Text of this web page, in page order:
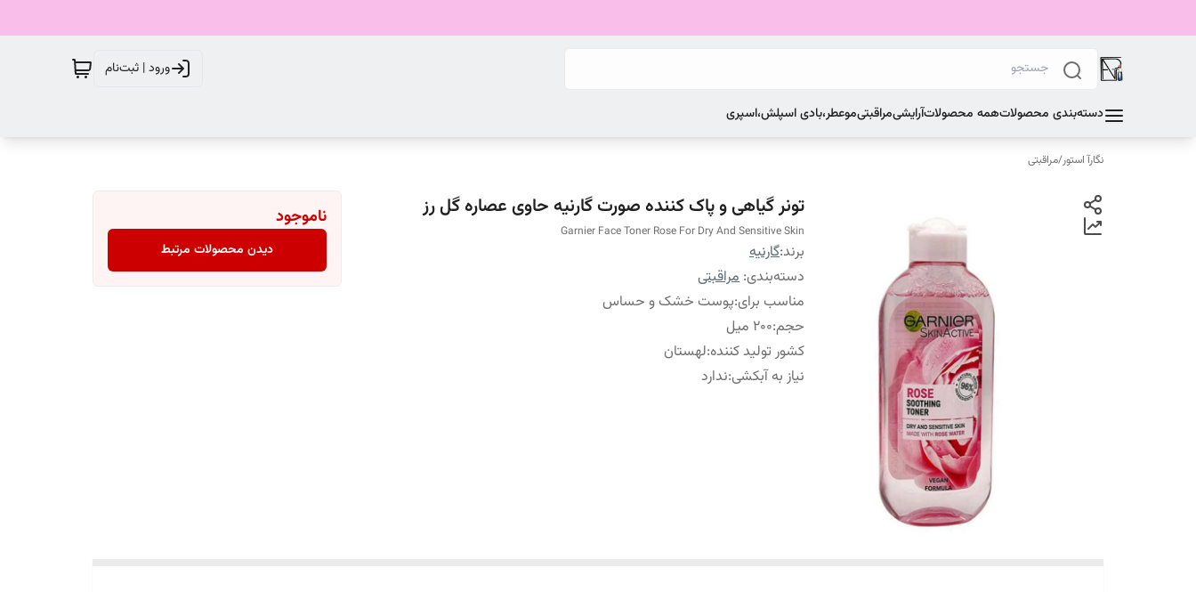
ورود | ثبت‌نام
دسته‌بندی محصولاتهمه محصولاتآرایشیمراقبتیموعطر،بادی اسپلش،اسپری
نگارآ استور/مراقبتی
تونر گیاهی و پاک کننده صورت گارنیه حاوی عصاره گل رز
Garnier Face Toner Rose For Dry And Sensitive Skin
برند:گارنیه
دسته‌بندی: مراقبتی
مناسب برای:پوست خشک و حساس
حجم:200 میل
کشور تولید کننده:لهستان
نیاز به آبکشی:ندارد
ناموجود
دیدن محصولات مرتبط